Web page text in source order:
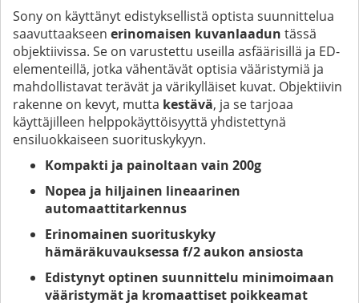
Sony on käyttänyt edistyksellistä optista suunnittelua
saavuttaakseen erinomaisen kuvanlaadun tässä
objektiivissa. Se on varustettu useilla asfäärisillä ja ED-
elementeillä, jotka vähentävät optisia vääristymiä ja
mahdollistavat terävät ja värikylläiset kuvat. Objektiivin
rakenne on kevyt, mutta kestävä, ja se tarjoaa
käyttäjilleen helppokäyttöisyyttä yhdistettynä
ensiluokkaiseen suorituskykyyn.
Kompakti ja painoltaan vain 200g
Nopea ja hiljainen lineaarinen
automaattitarkennus
Erinomainen suorituskyky
hämäräkuvauksessa f/2 aukon ansiosta
Edistynyt optinen suunnittelu minimoimaan
vääristymät ja kromaattiset poikkeamat